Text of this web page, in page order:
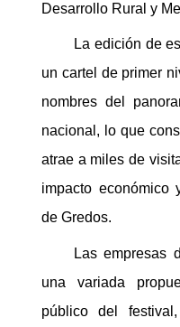
Desarrollo Rural y
La edición de
un cartel de primer
nombres del
nacional, lo que
atrae a miles de
impacto económico
de Gredos.
Las empresas
una variada
público del